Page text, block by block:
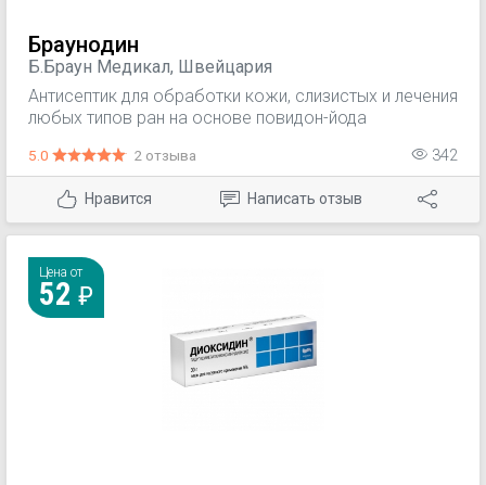
Браунодин
Б.Браун Медикал, Швейцария
Антисептик для обработки кожи, слизистых и лечения
любых типов ран на основе повидон-йода
5.0 2 отзыва 342
Нравится Написать отзыв
Цена от
52